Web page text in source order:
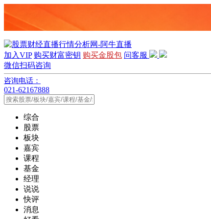
加入VIP 购买财富密钥 购买金股包 问客服
微信扫码咨询
咨询电话：
021-62167888
综合
股票
板块
嘉宾
课程
基金
经理
说说
快评
消息